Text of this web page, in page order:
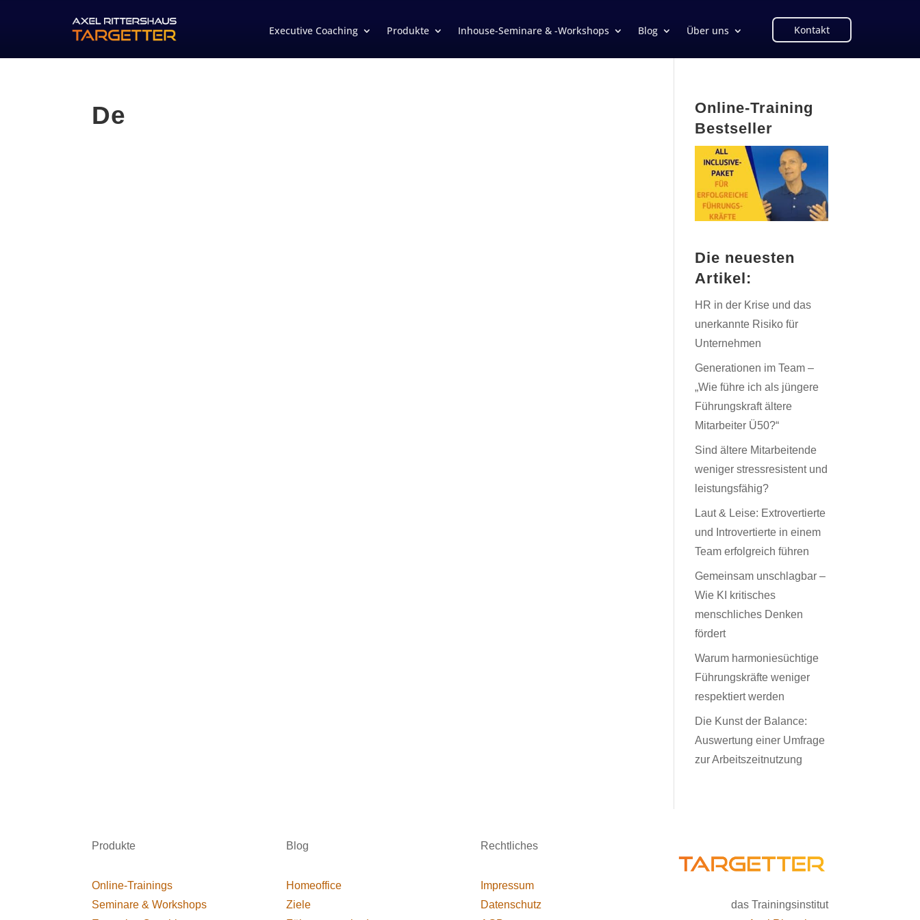
Executive Coaching Produkte Inhouse-Seminare & -Workshops Blog Über uns Kontakt
De
Online-Training
Bestseller
Die neuesten
Artikel:
HR in der Krise und das
unerkannte Risiko für
Unternehmen
Generationen im Team –
„Wie führe ich als jüngere
Führungskraft ältere
Mitarbeiter Ü50?“
Sind ältere Mitarbeitende
weniger stressresistent und
leistungsfähig?
Laut & Leise: Extrovertierte
und Introvertierte in einem
Team erfolgreich führen
Gemeinsam unschlagbar –
Wie KI kritisches
menschliches Denken
fördert
Warum harmoniesüchtige
Führungskräfte weniger
respektiert werden
Die Kunst der Balance:
Auswertung einer Umfrage
zur Arbeitszeitnutzung
Produkte
Online-Trainings
Seminare & Workshops
Blog
Homeoffice
Ziele
Rechtliches
Impressum
Datenschutz
das Trainingsinstitut